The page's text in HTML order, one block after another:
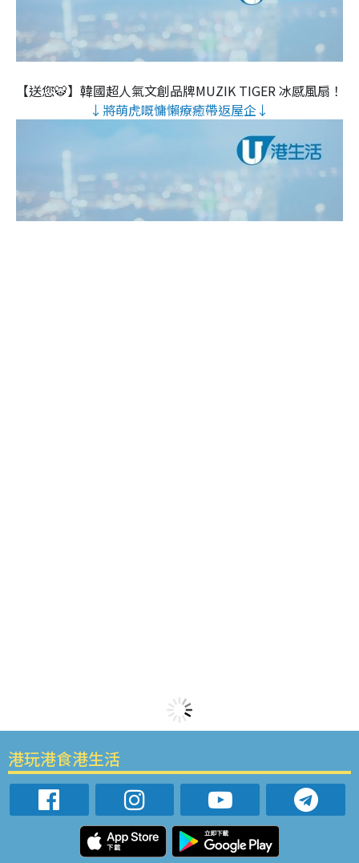
【送您🐯】韓國超人氣文創品牌MUZIK TIGER 冰感風扇！
↓將萌虎嘅慵懶療癒帶返屋企↓
港玩港食港生活